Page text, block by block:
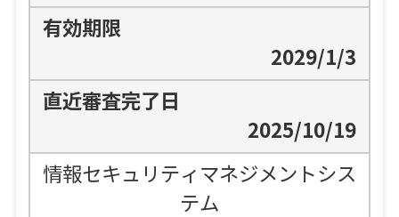
2029/1/3
2025/10/19
情報セキュリティマネジメントシス
テム